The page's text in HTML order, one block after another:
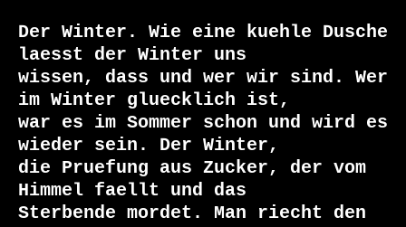
Der Winter. Wie eine kuehle Dusche
laesst der Winter uns
wissen, dass und wer wir sind. Wer
im Winter gluecklich ist,
war es im Sommer schon und wird es
wieder sein. Der Winter,
die Pruefung aus Zucker, der vom
Himmel faellt und das
Sterbende mordet. Man riecht den